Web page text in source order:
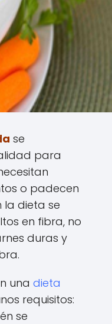
se
para
o padecen
dieta se
en fibra, no
duras y
una dieta
requisitos:
se